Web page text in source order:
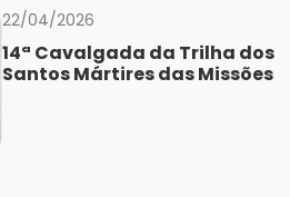
22/04/2026
14ª Cavalgada da Trilha dos
Santos Mártires das Missões